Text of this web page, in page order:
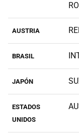
AUSTRIA
BRASIL
JAPÓN
ESTADOS
UNIDOS